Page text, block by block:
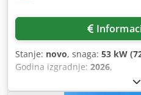
Stanje: novo, snaga: 53 kW
Godina izgradnje: 2026,